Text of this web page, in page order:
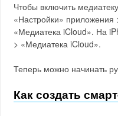
Чтобы включить
«Настройки»
«Медиатека iCloud». На
> «Медиатека iCloud».
Теперь можно начинать
Как создать